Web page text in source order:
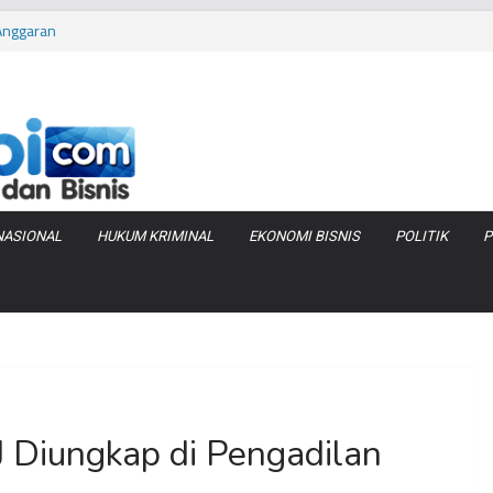
Terlibat
di KCBN
Jadi Rp
HUKUM KRIMINAL EKONOMI BISNIS POLITIK
di Pengadilan